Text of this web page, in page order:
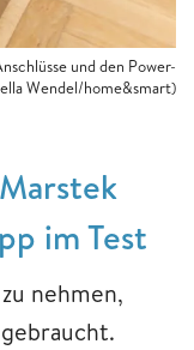
und den Power-
Wendel/home&smart)
im Test
nehmen,